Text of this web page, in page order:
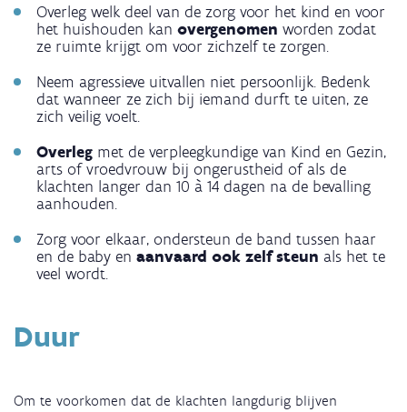
Overleg welk deel van de zorg voor het kind en voor
het huishouden kan overgenomen worden zodat
ze ruimte krijgt om voor zichzelf te zorgen.
Neem agressieve uitvallen niet persoonlijk. Bedenk
dat wanneer ze zich bij iemand durft te uiten, ze
zich veilig voelt.
Overleg met de verpleegkundige van Kind en Gezin,
arts of vroedvrouw bij ongerustheid of als de
klachten langer dan 10 à 14 dagen na de bevalling
aanhouden.
Zorg voor elkaar, ondersteun de band tussen haar
en de baby en aanvaard ook zelf steun als het te
veel wordt.
Duur
Om te voorkomen dat de klachten langdurig blijven